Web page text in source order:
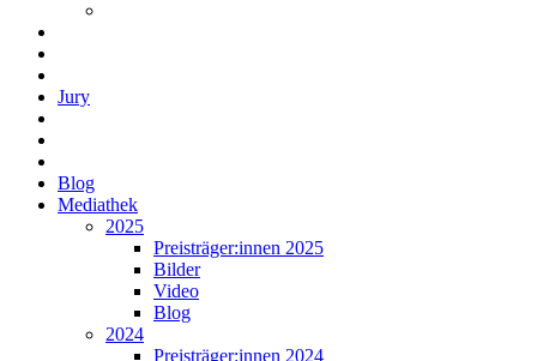
Jury
Blog
Mediathek
2025
Preisträger:innen 2025
Bilder
Video
Blog
2024
Preisträger:innen 2024